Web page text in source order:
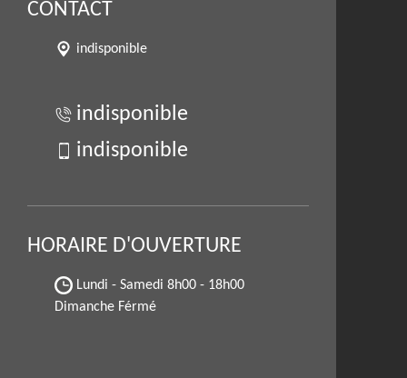
CONTACT
indisponible
indisponible
indisponible
HORAIRE D'OUVERTURE
Lundi - Samedi 8h00 - 18h00
Dimanche Férmé